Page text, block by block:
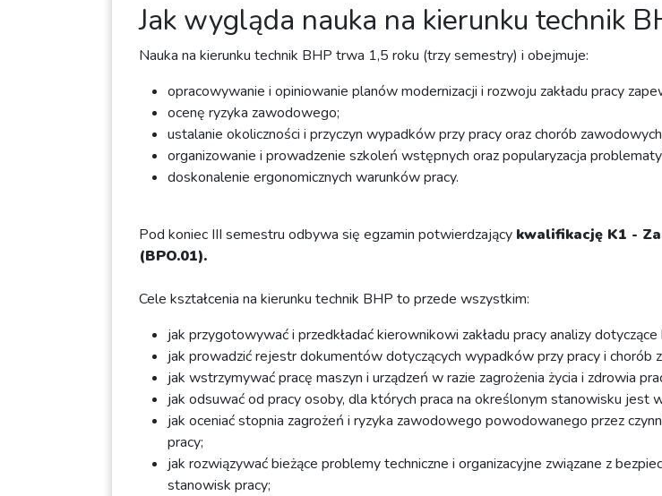
Jak wygląda nauka na kierunku technik
Nauka na kierunku technik BHP trwa 1,5 roku (trzy semestry) i obejmuje:
opracowywanie i opiniowanie planów modernizacji i rozwoju zakładu pracy
ocenę ryzyka zawodowego;
ustalanie okoliczności i przyczyn wypadków przy pracy oraz chorób
organizowanie i prowadzenie szkoleń wstępnych oraz popularyzacja
doskonalenie ergonomicznych warunków pracy.
Pod koniec III semestru odbywa się egzamin potwierdzający kwalifikację K1 -
(BPO.01).
Cele kształcenia na kierunku technik BHP to przede wszystkim:
jak przygotowywać i przedkładać kierownikowi zakładu pracy analizy dotyczące
jak prowadzić rejestr dokumentów dotyczących wypadków przy pracy i chorób
jak wstrzymywać pracę maszyn i urządzeń w razie zagrożenia życia i zdrowia
jak odsuwać od pracy osoby, dla których praca na określonym stanowisku jest
jak oceniać stopnia zagrożeń i ryzyka zawodowego powodowanego przez
pracy;
jak rozwiązywać bieżące problemy techniczne i organizacyjne związane z
stanowisk pracy;